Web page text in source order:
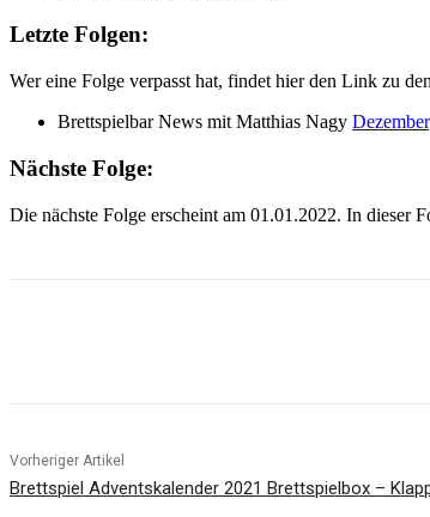
Letzte Folgen:
Wer eine Folge verpasst hat, findet hier den Link zu
Brettspielbar News mit Matthias Nagy Dezember
Nächste Folge:
Die nächste Folge erscheint am 01.01.2022. In dieser
Vorheriger Artikel
Brettspiel Adventskalender 2021 Brettspielbox –